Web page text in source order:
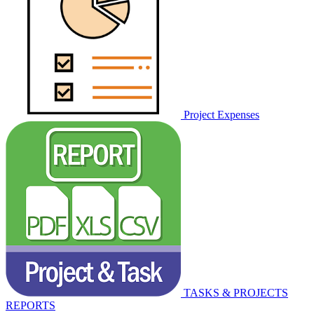
Project Expenses
TASKS & PROJECTS
REPORTS